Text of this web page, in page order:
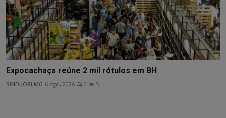
Expocachaça reúne 2 mil rótulos em BH
SINDIJORI MG 6 Ago, 2026 0 5